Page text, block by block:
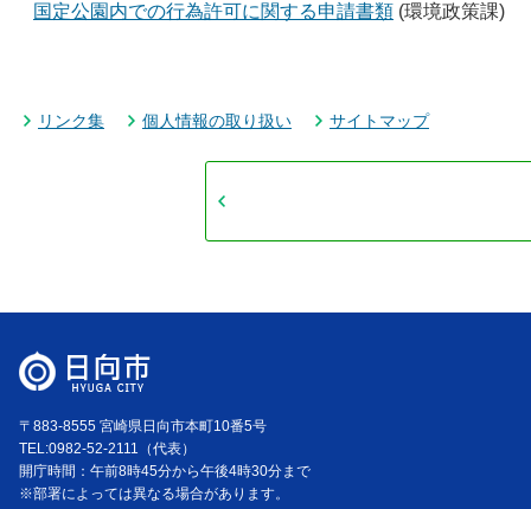
国定公園内での行為許可に関する申請書類 (環境政策課)
リンク集 個人情報の取り扱い サイトマップ
〒883-8555 宮崎県日向市本町10番5号
TEL:0982-52-2111（代表）
開庁時間：午前8時45分から午後4時30分まで
※部署によっては異なる場合があります。